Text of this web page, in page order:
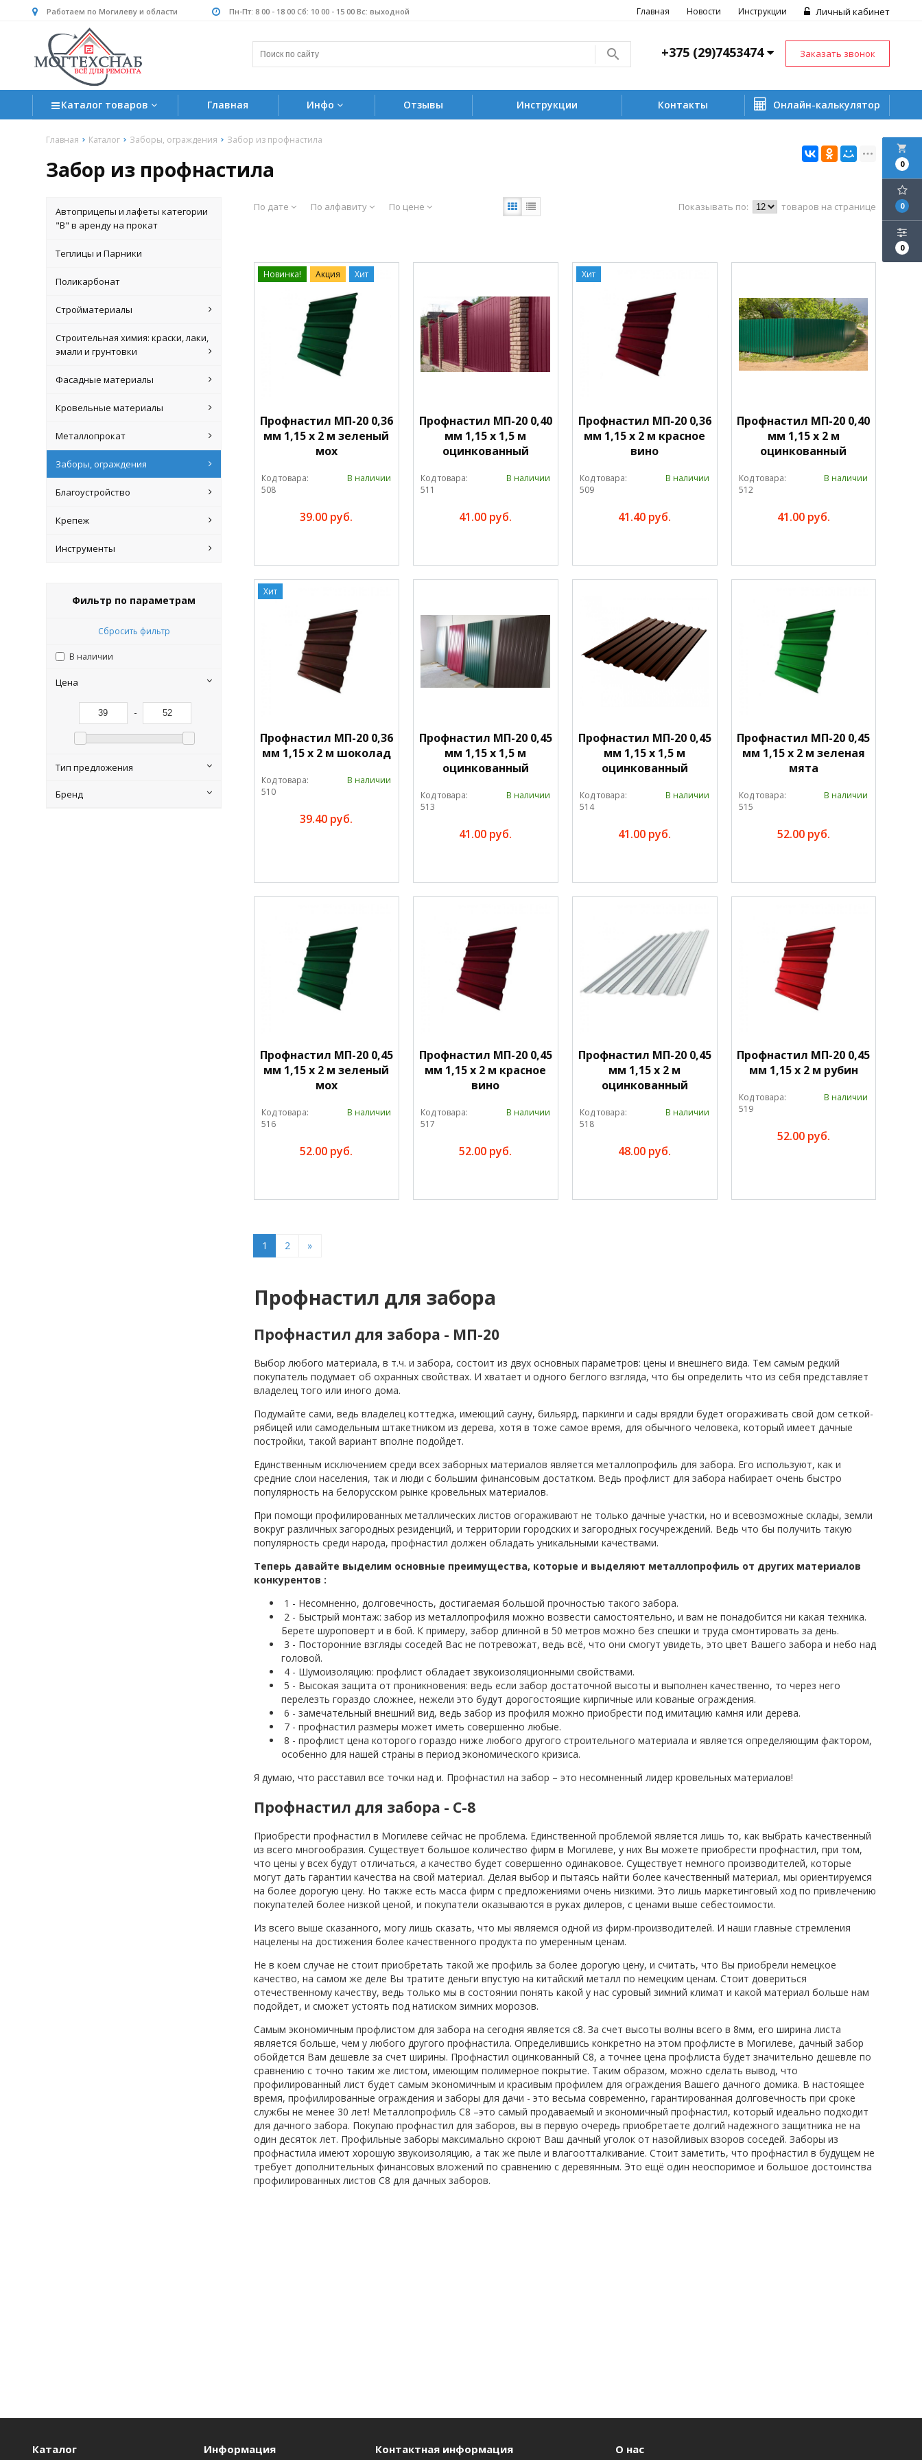
Работаем по Могилеву и области Пн-Пт: 8 00 - 18 00 Сб: 10 00 - 15 00 Вс: выходной Личный кабинет
Главная Новости Инструкции
+375 (29)7453474 Заказать звонок
Каталог товаров Главная Инфо Отзывы Инструкции Контакты Онлайн-калькулятор
Главная Каталог Заборы, ограждения Забор из профнастила
Забор из профнастила
local_grocery_store
0
0
0
Автоприцепы и лафеты категории
"B" в аренду на прокат
Теплицы и Парники
Поликарбонат
Стройматериалы
Строительная химия: краски, лаки,
эмали и грунтовки
Фасадные материалы
Кровельные материалы
Металлопрокат
Заборы, ограждения
Благоустройство
Крепеж
Инструменты
Фильтр по параметрам
Сбросить фильтр
В наличии
Цена
-
Тип предложения
Бренд
По дате По алфавиту По цене Показывать по: товаров на странице
Новинка! Акция Хит
Профнастил МП-20 0,36
мм 1,15 х 2 м зеленый
мох
Код товара:
508
В наличии
39.00 руб.
Профнастил МП-20 0,40
мм 1,15 х 1,5 м
оцинкованный
Код товара:
511
В наличии
41.00 руб.
Хит
Профнастил МП-20 0,36
мм 1,15 х 2 м красное
вино
Код товара:
509
В наличии
41.40 руб.
Профнастил МП-20 0,40
мм 1,15 х 2 м
оцинкованный
Код товара:
512
В наличии
41.00 руб.
Хит
Профнастил МП-20 0,36
мм 1,15 х 2 м шоколад
Код товара:
510
В наличии
39.40 руб.
Профнастил МП-20 0,45
мм 1,15 х 1,5 м
оцинкованный
Код товара:
513
В наличии
41.00 руб.
Профнастил МП-20 0,45
мм 1,15 х 1,5 м
оцинкованный
Код товара:
514
В наличии
41.00 руб.
Профнастил МП-20 0,45
мм 1,15 х 2 м зеленая
мята
Код товара:
515
В наличии
52.00 руб.
Профнастил МП-20 0,45
мм 1,15 х 2 м зеленый
мох
Код товара:
516
В наличии
52.00 руб.
Профнастил МП-20 0,45
мм 1,15 х 2 м красное
вино
Код товара:
517
В наличии
52.00 руб.
Профнастил МП-20 0,45
мм 1,15 х 2 м
оцинкованный
Код товара:
518
В наличии
48.00 руб.
Профнастил МП-20 0,45
мм 1,15 х 2 м рубин
Код товара:
519
В наличии
52.00 руб.
1 2 »
Профнастил для забора
Профнастил для забора - МП-20
Выбор любого материала, в т.ч. и забора, состоит из двух основных параметров: цены и внешнего вида. Тем самым редкий
покупатель подумает об охранных свойствах. И хватает и одного беглого взгляда, что бы определить что из себя представляет
владелец того или иного дома.
Подумайте сами, ведь владелец коттеджа, имеющий сауну, бильярд, паркинги и сады врядли будет огораживать свой дом сеткой-
рябицей или самодельным штакетником из дерева, хотя в тоже самое время, для обычного человека, который имеет дачные
постройки, такой вариант вполне подойдет.
Единственным исключением среди всех заборных материалов является металлопрофиль для забора. Его используют, как и
средние слои населения, так и люди с большим финансовым достатком. Ведь профлист для забора набирает очень быстро
популярность на белорусском рынке кровельных материалов.
При помощи профилированных металлических листов огораживают не только дачные участки, но и всевозможные склады, земли
вокруг различных загородных резиденций, и территории городских и загородных госучреждений. Ведь что бы получить такую
популярность среди народа, профнастил должен обладать уникальными качествами.
Теперь давайте выделим основные преимущества, которые и выделяют металлопрофиль от других материалов
конкурентов :
1 - Несомненно, долговечность, достигаемая большой прочностью такого забора.
2 - Быстрый монтаж: забор из металлопрофиля можно возвести самостоятельно, и вам не понадобится ни какая техника.
Берете шуроповерт и в бой. К примеру, забор длинной в 50 метров можно без спешки и труда смонтировать за день.
3 - Посторонние взгляды соседей Вас не потревожат, ведь всё, что они смогут увидеть, это цвет Вашего забора и небо над
головой.
4 - Шумоизоляцию: профлист обладает звукоизоляционными свойствами.
5 - Высокая защита от проникновения: ведь если забор достаточной высоты и выполнен качественно, то через него
перелезть гораздо сложнее, нежели это будут дорогостоящие кирпичные или кованые ограждения.
6 - замечательный внешний вид, ведь забор из профиля можно приобрести под имитацию камня или дерева.
7 - профнастил размеры может иметь совершенно любые.
8 - профлист цена которого гораздо ниже любого другого строительного материала и является определяющим фактором,
особенно для нашей страны в период экономического кризиса.
Я думаю, что расставил все точки над и. Профнастил на забор – это несомненный лидер кровельных материалов!
Профнастил для забора - С-8
Приобрести профнастил в Могилеве сейчас не проблема. Единственной проблемой является лишь то, как выбрать качественный
из всего многообразия. Существует большое количество фирм в Могилеве, у них Вы можете приобрести профнастил, при том,
что цены у всех будут отличаться, а качество будет совершенно одинаковое. Существует немного производителей, которые
могут дать гарантии качества на свой материал. Делая выбор и пытаясь найти более качественный материал, мы ориентируемся
на более дорогую цену. Но также есть масса фирм с предложениями очень низкими. Это лишь маркетинговый ход по привлечению
покупателей более низкой ценой, и покупатели оказываются в руках дилеров, с ценами выше себестоимости.
Из всего выше сказанного, могу лишь сказать, что мы являемся одной из фирм-производителей. И наши главные стремления
нацелены на достижения более качественного продукта по умеренным ценам.
Не в коем случае не стоит приобретать такой же профиль за более дорогую цену, и считать, что Вы приобрели немецкое
качество, на самом же деле Вы тратите деньги впустую на китайский металл по немецким ценам. Стоит довериться
отечественному качеству, ведь только мы в состоянии понять какой у нас суровый зимний климат и какой материал больше нам
подойдет, и сможет устоять под натиском зимних морозов.
Самым экономичным профлистом для забора на сегодня является с8. За счет высоты волны всего в 8мм, его ширина листа
является больше, чем у любого другого профнастила. Определившись конкретно на этом профлисте в Могилеве, дачный забор
обойдется Вам дешевле за счет ширины. Профнастил оцинкованный С8, а точнее цена профлиста будет значительно дешевле по
сравнению с точно таким же листом, имеющим полимерное покрытие. Таким образом, можно сделать вывод, что
профилированный лист будет самым экономичным и красивым профилем для ограждения Вашего дачного домика. В настоящее
время, профилированные ограждения и заборы для дачи - это весьма современно, гарантированная долговечность при сроке
службы не менее 30 лет! Металлопрофиль С8 –это самый продаваемый и экономичный профнастил, который идеально подходит
для дачного забора. Покупаю профнастил для заборов, вы в первую очередь приобретаете долгий надежного защитника не на
один десяток лет. Профильные заборы максимально скроют Ваш дачный уголок от назойливых взоров соседей. Заборы из
профнастила имеют хорошую звукоизоляцию, а так же пыле и влагоотталкивание. Стоит заметить, что профнастил в будущем не
требует дополнительных финансовых вложений по сравнению с деревянным. Это ещё один неоспоримое и большое достоинства
профилированных листов С8 для дачных заборов.
Каталог Информация Контактная информация О нас